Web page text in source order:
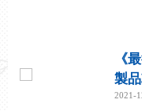
《
製
2021-